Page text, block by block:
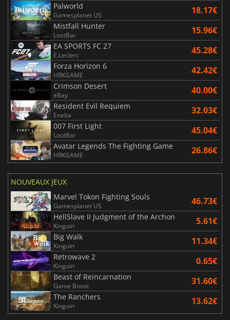
Palworld
Gamesplanet US 18.17€
Mistfall Hunter
LootBar 15.96€
EA SPORTS FC 27
E.Leclerc 45.28€
Forza Horizon 6
HRKGAME 42.42€
Crimson Desert
eBay 40.00€
Resident Evil Requiem
Eneba 32.03€
007 First Light
LootBar 45.04€
Avatar Legends The Fighting Game
HRKGAME 26.86€
NOUVEAUX JEUX
Marvel Tokon Fighting Souls
Gamesplanet US 46.73€
HellSlave II Judgment of the Archon
Kinguin 5.61€
Big Walk
Kinguin 11.34€
Retrowave 2
Kinguin 0.65€
Beast of Reincarnation
Game Boost 31.60€
The Ranchers
Kinguin 13.62€